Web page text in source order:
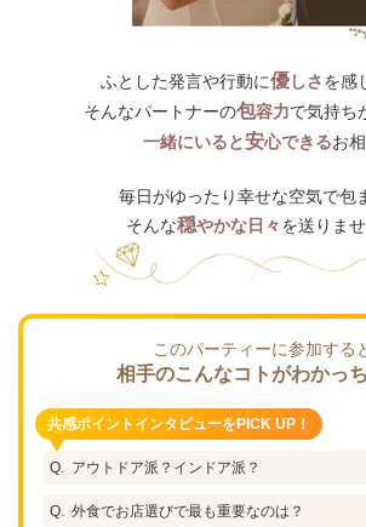
ふとした発言や行動に優しさを感
そんなパートナーの包容力で気持ち
一緒にいると安心できるお相
毎日がゆったり幸せな空気で包
そんな穏やかな日々を送りま
このパーティーに参加する
相手のこんなコトがわかっ
共感ポイントインタビューをPICK UP！
アウトドア派？インドア派？
外食でお店選びで最も重要なのは？